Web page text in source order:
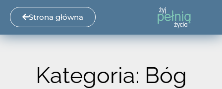
Strona główna
Kategoria: Bóg